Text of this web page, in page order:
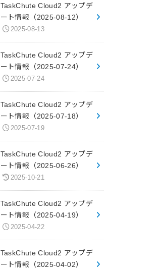
TaskChute Cloud2 アップデ
ート情報（2025-08-12）
2025-08-13
TaskChute Cloud2 アップデ
ート情報（2025-07-24）
2025-07-24
TaskChute Cloud2 アップデ
ート情報（2025-07-18）
2025-07-19
TaskChute Cloud2 アップデ
ート情報（2025-06-26）
2025-10-21
TaskChute Cloud2 アップデ
ート情報（2025-04-19）
2025-04-22
TaskChute Cloud2 アップデ
ート情報（2025-04-02）